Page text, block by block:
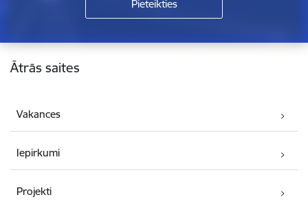
Kājene
Ātrās saites
Vakances
Iepirkumi
Projekti